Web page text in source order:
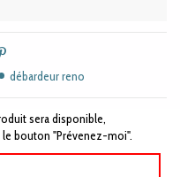
débardeur reno
sera disponible,
bouton "Prévenez-moi".